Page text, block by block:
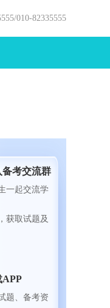
010-82335555
备考交流群
一起交流学
获取试题及
APP
题、备考资